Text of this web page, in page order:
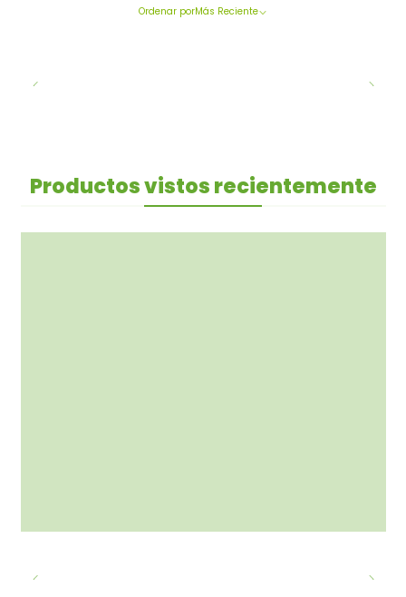
Ordenar porMás Reciente
Productos vistos recientemente